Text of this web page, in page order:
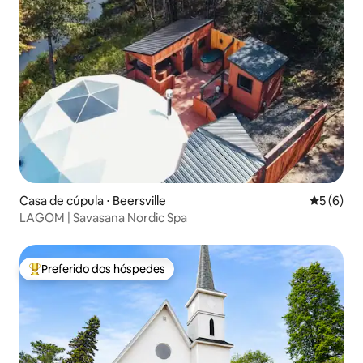
Casa de cúpula ⋅ Beersville 5 de
5 (6)
LAGOM | Savasana Nordic Spa
Entre os melhores preferidos dos hóspedes
Preferido dos hóspedes